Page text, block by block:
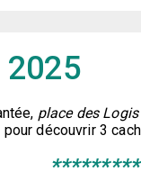
place des
découvrir 3